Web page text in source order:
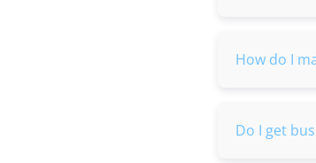
How do I
Do I get